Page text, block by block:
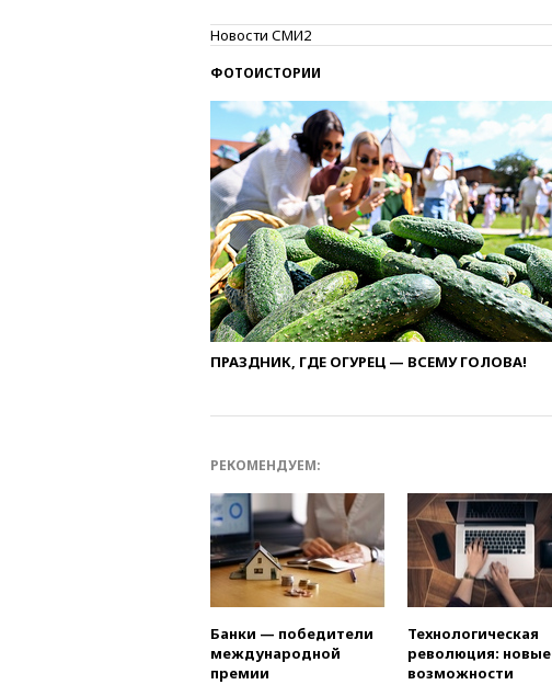
Новости СМИ2
ФОТОИСТОРИИ
ПРАЗДНИК, ГДЕ ОГУРЕЦ — ВСЕМУ ГОЛОВА!
РЕКОМЕНДУЕМ:
Банки — победители
международной
премии
Технологическая
революция: новые
возможности